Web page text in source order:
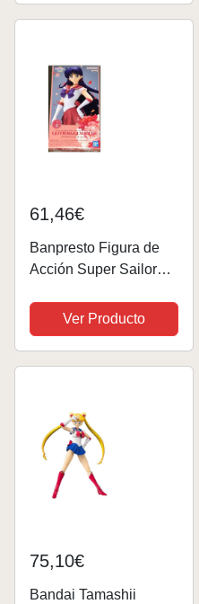
61,46€
Banpresto Figura de
Acción Super Sailor
Moon Eternal -
Glitter&Glamours 23cm
BP19377 Multicolor
Ver Producto
75,10€
Bandai Tamashii